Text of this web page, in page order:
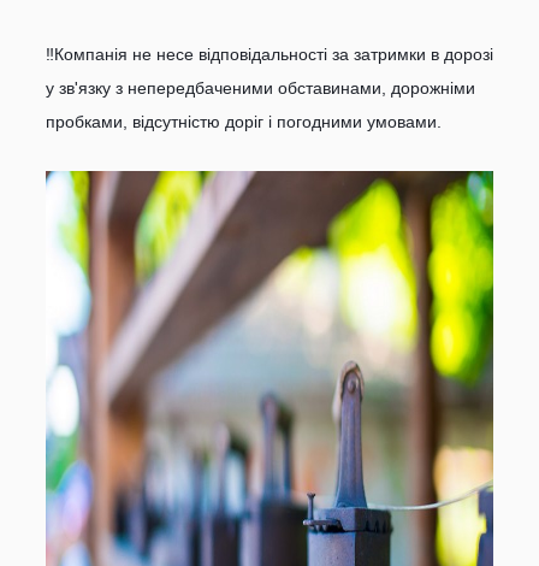
‼Компанія не несе відповідальності за затримки в дорозі
у зв'язку з непередбаченими обставинами, дорожніми
пробками, відсутністю доріг і погодними умовами.